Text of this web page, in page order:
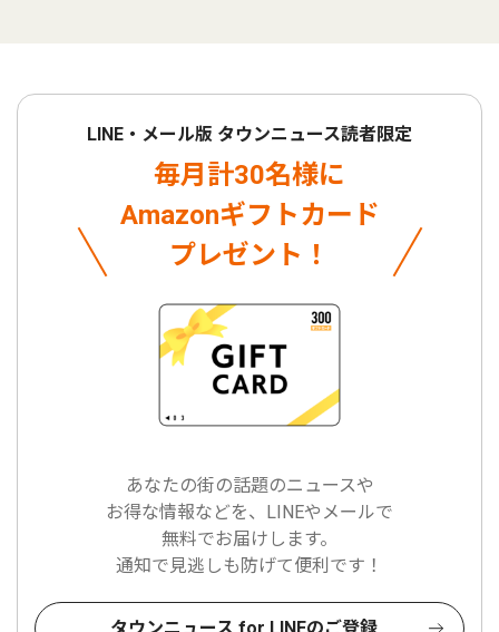
LINE・メール版 タウンニュース読者限定
毎月計30名様に
Amazonギフトカード
プレゼント！
あなたの街の話題のニュースや
お得な情報などを、LINEやメールで
無料でお届けします。
通知で見逃しも防げて便利です！
タウンニュース for LINEのご登録